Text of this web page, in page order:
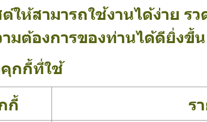
ห้สามารถใช้งานได้ง่าย ร
มต้องการของท่านได้ดียิ่งขึ้น
คุกกี้ที่ใช้
กี้
ร